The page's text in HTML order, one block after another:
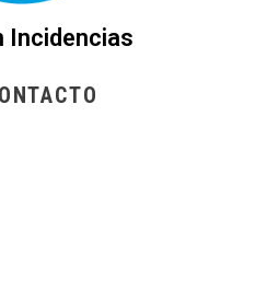
Incidencias